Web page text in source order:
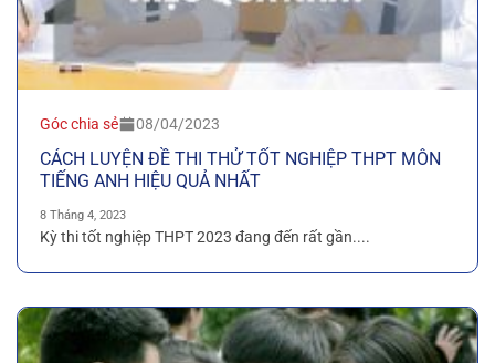
Góc chia sẻ 08/04/2023
CÁCH LUYỆN ĐỀ THI THỬ TỐT NGHIỆP THPT MÔN
TIẾNG ANH HIỆU QUẢ NHẤT
8 Tháng 4, 2023
Kỳ thi tốt nghiệp THPT 2023 đang đến rất gần....